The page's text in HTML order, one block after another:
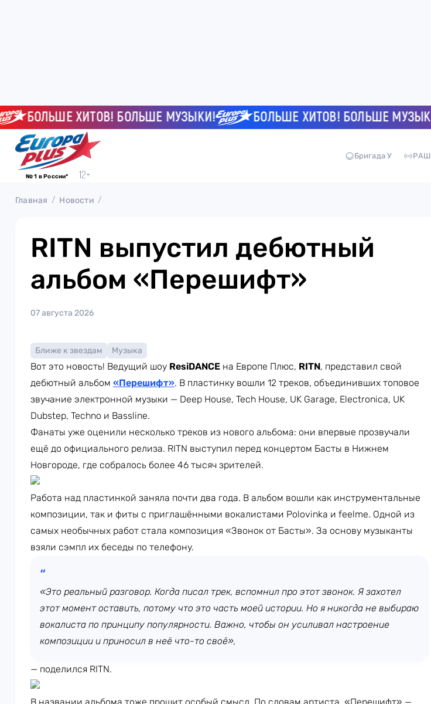
БОЛЬШЕ ХИТОВ! БОЛЬШЕ МУЗЫКИ! БОЛЬШЕ ХИТОВ! БОЛЬШЕ МУЗЫКИ!
№ 1 в России*
Бригада У РАШ
Главная Новости
RITN выпустил дебютный
альбом «Перешифт»
07 августа 2026
Ближе к звездам Музыка
Вот это новость! Ведущий шоу ResiDANCE на Европе Плюс, RITN, представил свой
дебютный альбом «Перешифт». В пластинку вошли 12 треков, объединивших топовое
звучание электронной музыки — Deep House, Tech House, UK Garage, Electronica, UK
Dubstep, Techno и Bassline.
Фанаты уже оценили несколько треков из нового альбома: они впервые прозвучали
ещё до официального релиза. RITN выступил перед концертом Басты в Нижнем
Новгороде, где собралось более 46 тысяч зрителей.
Работа над пластинкой заняла почти два года. В альбом вошли как инструментальные
композиции, так и фиты с приглашёнными вокалистами Polovinka и feelme. Одной из
самых необычных работ стала композиция «Звонок от Басты». За основу музыканты
взяли сэмпл их беседы по телефону.
«Это реальный разговор. Когда писал трек, вспомнил про этот звонок. Я захотел
этот момент оставить, потому что это часть моей истории. Но я никогда не выбираю
вокалиста по принципу популярности. Важно, чтобы он усиливал настроение
композиции и приносил в неё что-то своё»,
— поделился RITN.